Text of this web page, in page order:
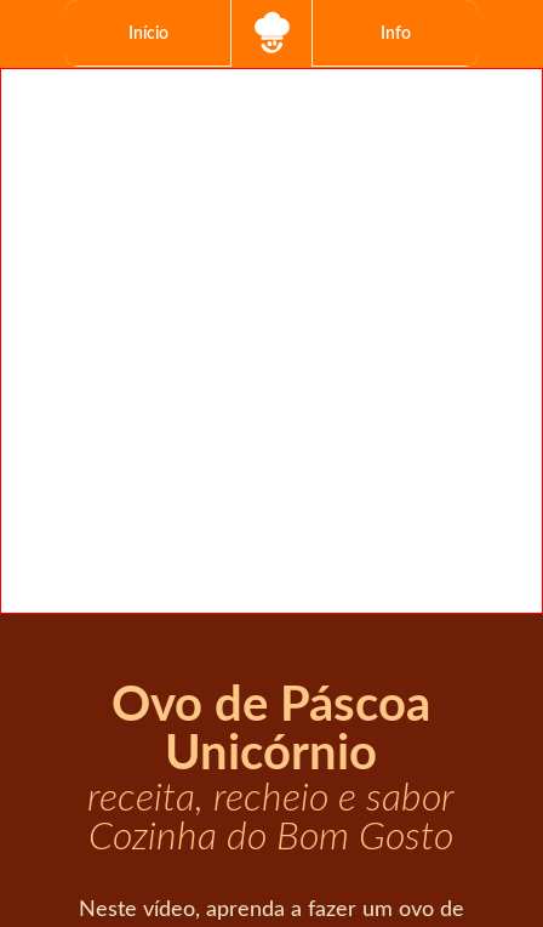
Início Info
Ovo de Páscoa
Unicórnio
receita, recheio e sabor
Cozinha do Bom Gosto
Neste vídeo, aprenda a fazer um ovo de